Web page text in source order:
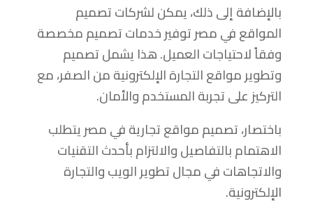
بالإضافة إلى ذلك، يمكن لشركات تصميم
المواقع في مصر توفير خدمات تصميم مخصصة
وفقاً لاحتياجات العميل. هذا يشمل تصميم
وتطوير مواقع التجارة الإلكترونية من الصفر، مع
التركيز على تجربة المستخدم والأمان.
باختصار، تصميم مواقع تجارية في مصر يتطلب
الاهتمام بالتفاصيل والالتزام بأحدث التقنيات
والاتجاهات في مجال تطوير الويب والتجارة
الإلكترونية.